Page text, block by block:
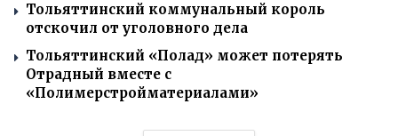
Тольяттинский коммунальный король
отскочил от уголовного дела
Тольяттинский «Полад» может потерять
Отрадный вместе с
«Полимерстройматериалами»